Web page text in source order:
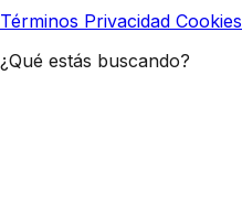
Términos Privacidad Cookies
¿Qué estás buscando?